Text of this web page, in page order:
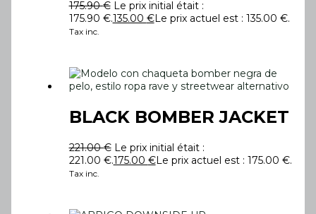
175.90€ Le prix initial était :
175.90 €.135.00 €Le prix actuel est : 135.00 €.
Tax inc.
BLACK BOMBER JACKET
221.00€ Le prix initial était :
221.00 €.175.00 €Le prix actuel est : 175.00 €.
Tax inc.